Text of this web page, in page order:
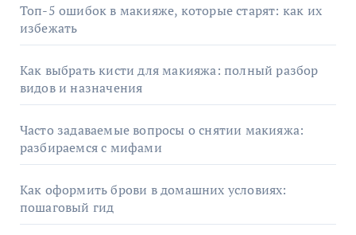
Топ-5 ошибок в макияже, которые старят: как их
избежать
Как выбрать кисти для макияжа: полный разбор
видов и назначения
Часто задаваемые вопросы о снятии макияжа:
разбираемся с мифами
Как оформить брови в домашних условиях:
пошаговый гид